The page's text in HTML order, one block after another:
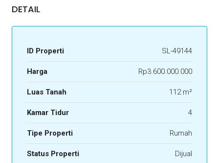
DETAIL
ID Properti SL-49144
Harga Rp3.600.000.000
Luas Tanah 112 m²
Kamar Tidur 4
Tipe Properti Rumah
Status Properti Dijual